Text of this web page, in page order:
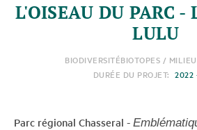
L'OISEAU DU PARC -
LULU
BIODIVERSITÉBIOTOPES /
DURÉE DU PROJET: 2022
Parc régional Chasseral -